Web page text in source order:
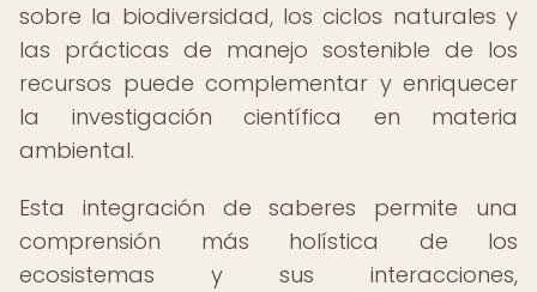
sobre la biodiversidad, los ciclos naturales y
las prácticas de manejo sostenible de los
recursos puede complementar y enriquecer
la investigación científica en materia
ambiental.
Esta integración de saberes permite una
comprensión más holística de los
ecosistemas y sus interacciones,